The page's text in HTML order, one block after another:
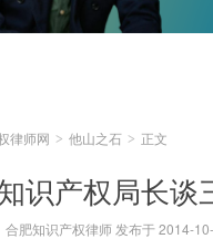
律师网 > 他山之石 > 正文
识产权局长谈
合肥知识产权律师 发布于 2014-